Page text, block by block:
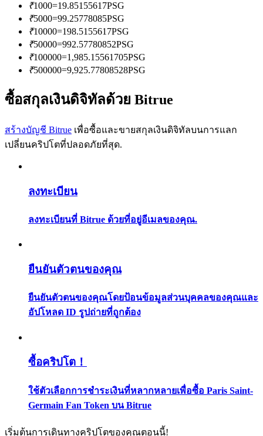
แนะนำ
คู่มือเริ่มต้นฟิวเจอร์ส
กลยุทธ์การซื้อขาย
เรียนรู้วิธีการรักษาผลกำไร
₹1000=19.85155617PSG
₹5000=99.25778085PSG
₹10000=198.5155617PSG
₹50000=992.57780852PSG
₹100000=1,985.15561705PSG
₹500000=9,925.77808528PSG
ซื้อสกุลเงินดิจิทัลด้วย Bitrue
สร้างบัญชี Bitrue เพื่อซื้อและขายสกุลเงินดิจิทัลบนการแลก
เปลี่ยนคริปโตที่ปลอดภัยที่สุด.
ลงทะเบียน
ลงทะเบียนที่ Bitrue ด้วยที่อยู่อีเมลของคุณ.
ยืนยันตัวตนของคุณ
ยืนยันตัวตนของคุณโดยป้อนข้อมูลส่วนบุคคลของคุณและ
อัปโหลด ID รูปถ่ายที่ถูกต้อง
ซื้อคริปโต！
ใช้ตัวเลือกการชำระเงินที่หลากหลายเพื่อซื้อ Paris Saint-
Germain Fan Token บน Bitrue
เริ่มต้นการเดินทางคริปโตของคุณตอนนี้!